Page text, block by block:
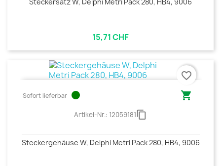
15,71 CHF
Sofort lieferbar circle 
Artikel-Nr.: 12059181content_copy
Steckergehäuse W, Delphi Metri Pack 280, HB4, 9006
favorite_border